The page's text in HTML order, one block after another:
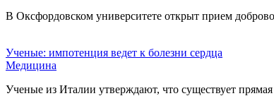
В Оксфордовском университете открыт прием
Ученые: импотенция ведет к болезни сердца
Медицина
Ученые из Италии утверждают, что существует